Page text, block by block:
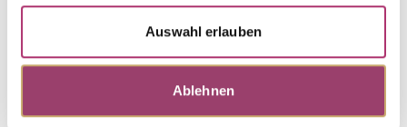
Auswahl erlauben
Ablehnen